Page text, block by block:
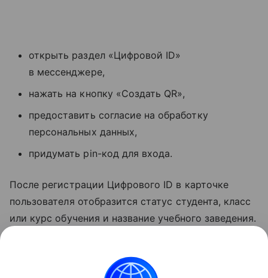
открыть раздел «Цифровой ID»
в мессенджере,
нажать на кнопку «Создать QR»,
предоставить согласие на обработку
персональных данных,
придумать pin-код для входа.
После регистрации Цифрового ID в карточке
пользователя отобразится статус студента, класс
или курс обучения и название учебного заведения.
по достижении соответствующего возраста.